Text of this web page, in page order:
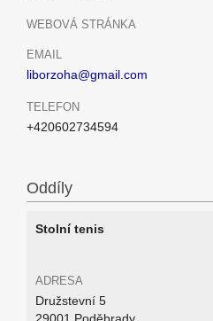
WEBOVÁ STRÁNKA
EMAIL
liborzoha@gmail.com
TELEFON
+420602734594
Oddíly
Stolní tenis
ADRESA
Družstevní 5